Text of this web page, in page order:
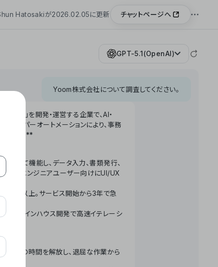
Hatosakiが2026.02.05に更新 チャットページへ
GPT-5.1(OpenAI)
Yoom株式会社について調査してください。
」を開発・運営する企業で、AI・
ハイパーオートメーションにより、事務
います。**
として機能し、データ入力、書類発行、
化。非エンジニアユーザー向けにUI/UX
以上。サービス開始から3年で急
完結。インハウス開発で高速イテレーシ
人々の時間を解放し、退屈な作業から